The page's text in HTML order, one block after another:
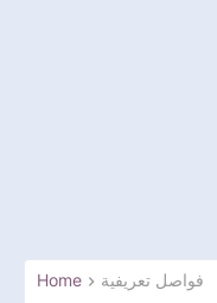
Home فواصل تعريفية